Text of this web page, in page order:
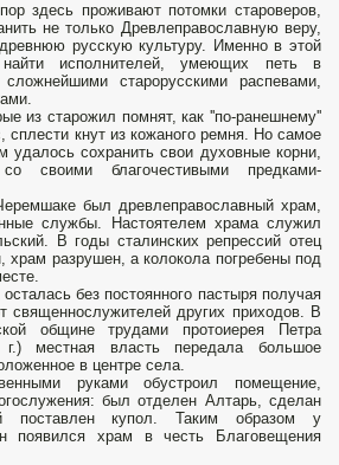
здесь проживают потомки староверов,
не только Древлеправославную веру,
русскую культуру. Именно в этой
исполнителей, умеющих петь в
старорусскими распевами,
из старожил помнят, как ''по-ранешнему''
сплести кнут из кожаного ремня. Но самое
удалось сохранить свои духовные корни,
своими благочестивыми предками-
был древлеправославный храм,
службы. Настоятелем храма служил
В годы сталинских репрессий отец
храм разрушен, а колокола погребены под
без постоянного пастыря получая
священнослужителей других приходов. В
общине трудами протоиерея Петра
местная власть передала большое
в центре села.
руками обустроил помещение,
был отделен Алтарь, сделан
купол. Таким образом у
появился храм в честь Благовещения